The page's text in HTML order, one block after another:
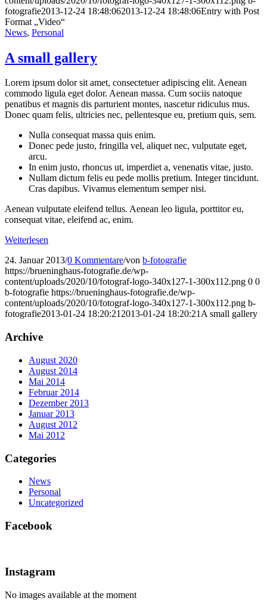
fotografie2013-12-24 18:48:062013-12-24 18:48:06Entry with Post
Format „Video“
News, Personal
A small gallery
Lorem ipsum dolor sit amet, consectetuer adipiscing elit. Aenean
commodo ligula eget dolor. Aenean massa. Cum sociis natoque
penatibus et magnis dis parturient montes, nascetur ridiculus mus.
Donec quam felis, ultricies nec, pellentesque eu, pretium quis, sem.
Nulla consequat massa quis enim.
Donec pede justo, fringilla vel, aliquet nec, vulputate eget,
arcu.
In enim justo, rhoncus ut, imperdiet a, venenatis vitae, justo.
Nullam dictum felis eu pede mollis pretium. Integer tincidunt.
Cras dapibus. Vivamus elementum semper nisi.
Aenean vulputate eleifend tellus. Aenean leo ligula, porttitor eu,
consequat vitae, eleifend ac, enim.
Weiterlesen
24. Januar 2013/0 Kommentare/von b-fotografie
https://brueninghaus-fotografie.de/wp-
content/uploads/2020/10/fotograf-logo-340x127-1-300x112.png 0 0
b-fotografie https://brueninghaus-fotografie.de/wp-
content/uploads/2020/10/fotograf-logo-340x127-1-300x112.png b-
fotografie2013-01-24 18:20:212013-01-24 18:20:21A small gallery
Archive
August 2020
August 2014
Mai 2014
Februar 2014
Dezember 2013
Januar 2013
August 2012
Mai 2012
Categories
News
Personal
Uncategorized
Facebook
Instagram
No images available at the moment